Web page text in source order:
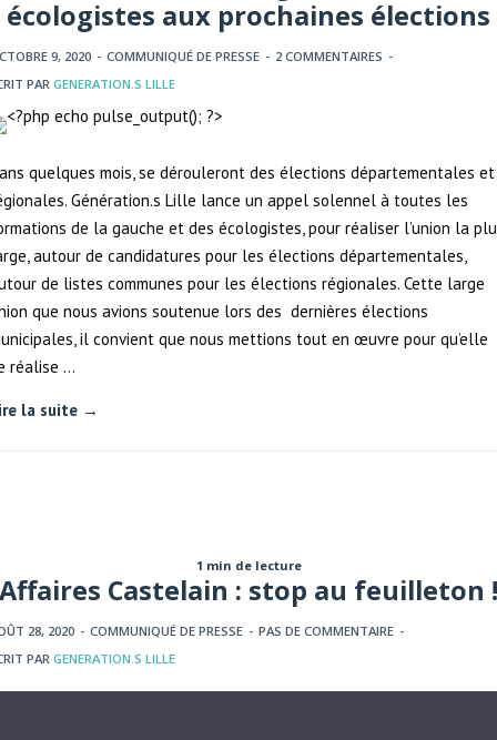
écologistes aux prochaines élections
9, 2020 - COMMUNIQUÉ DE PRESSE - 2 COMMENTAIRES -
PARGENERATION.S LILLE
quelques mois, se dérouleront des élections départementales et
Génération.s Lille lance un appel solennel à toutes les
de la gauche et des écologistes, pour réaliser l’union la
autour de candidatures pour les élections départementales,
de listes communes pour les élections régionales. Cette large
que nous avions soutenue lors des dernières élections
il convient que nous mettions tout en œuvre pour qu’elle
réalise …
la suite →
1 min de lecture
Affaires Castelain : stop au feuilleton !
28, 2020 - COMMUNIQUÉ DE PRESSE - PAS DE COMMENTAIRE -
PARGENERATION.S LILLE